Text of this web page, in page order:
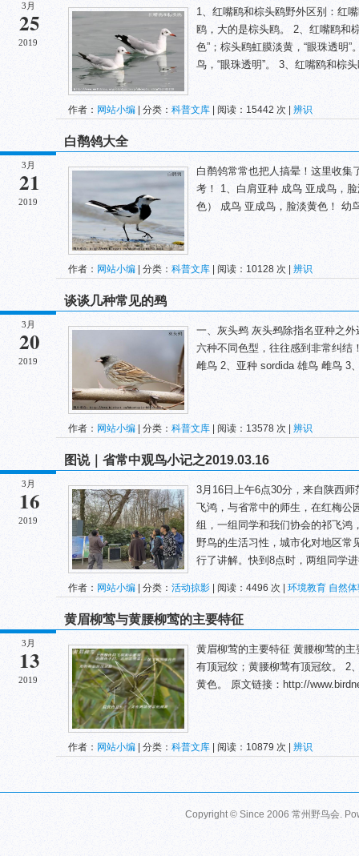
3月
25
2019
1、红嘴鸥和棕头鸥野外区别：红
鸥，大的是棕头鸥。 2、红嘴鸥和
色”；棕头鸥虹膜淡黄，“眼珠透明
鸟，“眼珠透明”。 3、红嘴鸥和棕
作者： 网站小编 | 分类： 科普文库 | 阅读：15442 次 | 辨识
3月
21
2019
白鹡鸰大全
白鹡鸰常常也把人搞晕！这里收集
考！ 1、白肩亚种 成鸟 亚成鸟，
色） 成鸟 亚成鸟，脸淡黄色！ 幼
作者： 网站小编 | 分类： 科普文库 | 阅读：10128 次 | 辨识
3月
20
2019
谈谈几种常见的鹀
一、灰头鹀 灰头鹀除指名亚种之
六种不同色型，往往感到非常纠结
雌鸟 2、亚种 sordida 雄鸟 雌鸟 3
作者： 网站小编 | 分类： 科普文库 | 阅读：13578 次 | 辨识
3月
16
2019
图说｜省常中观鸟小记之2019.03.16
3月16日上午6点30分，来自陕西
飞鸿，与省常中的师生，在红梅公
组，一组同学和我们协会的祁飞鸿
野鸟的生活习性，城市化对地区常
行了讲解。快到8点时，两组同学
作者： 网站小编 | 分类： 活动掠影 | 阅读：4496 次 | 环境教育 自然
3月
13
2019
黄眉柳莺与黄腰柳莺的主要特征
黄眉柳莺的主要特征 黄腰柳莺的
有顶冠纹；黄腰柳莺有顶冠纹。 2
黄色。 原文链接：http://
作者： 网站小编 | 分类： 科普文库 | 阅读：10879 次 | 辨识
Copyright © Since 2006 常州野鸟会.